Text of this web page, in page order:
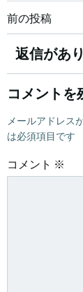
投
稿
ナ
ビ
ゲ
ー
前の投稿
返信があ
コメントを
メールアドレス
は必須項目です
コメント ※